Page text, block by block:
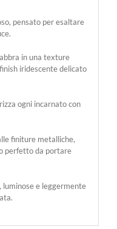
pensato per esaltare
in una texture
iridescente delicato
ogni incarnato con
finiture metalliche,
perfetto da portare
luminose e leggermente